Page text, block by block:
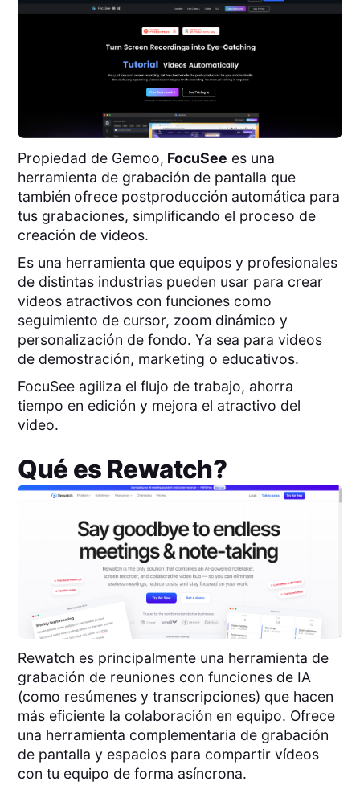
Propiedad de Gemoo, FocuSee es una
herramienta de grabación de pantalla que
también ofrece postproducción automática para
tus grabaciones, simplificando el proceso de
creación de videos.
Es una herramienta que equipos y profesionales
de distintas industrias pueden usar para crear
videos atractivos con funciones como
seguimiento de cursor, zoom dinámico y
personalización de fondo. Ya sea para videos
de demostración, marketing o educativos.
FocuSee agiliza el flujo de trabajo, ahorra
tiempo en edición y mejora el atractivo del
video.
Qué es Rewatch?
Rewatch es principalmente una herramienta de
grabación de reuniones con funciones de IA
(como resúmenes y transcripciones) que hacen
más eficiente la colaboración en equipo. Ofrece
una herramienta complementaria de grabación
de pantalla y espacios para compartir vídeos
con tu equipo de forma asíncrona.